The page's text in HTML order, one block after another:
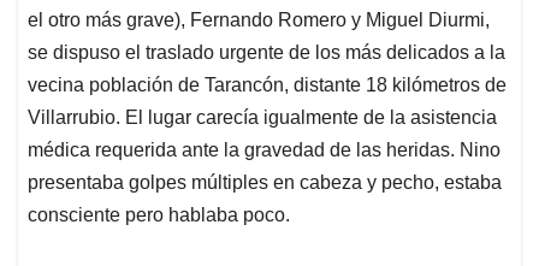
el otro más grave), Fernando Romero y Miguel Diurmi,
se dispuso el traslado urgente de los más delicados a la
vecina población de Tarancón, distante 18 kilómetros de
Villarrubio. El lugar carecía igualmente de la asistencia
médica requerida ante la gravedad de las heridas. Nino
presentaba golpes múltiples en cabeza y pecho, estaba
consciente pero hablaba poco.